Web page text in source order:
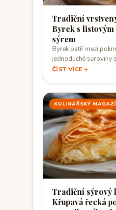
Tradiční
Byrek s listovým
sýrem
Byrek patří mezi
jednoduché suroviny
tradicí.…
ČÍST VÍCE
KULINÁŘSKÝ
Tradiční sýrový
Křupavá řecká